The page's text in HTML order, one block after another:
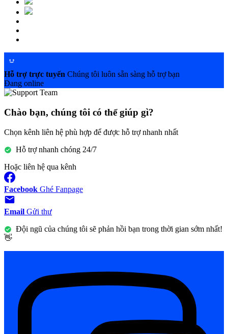
Hỗ trợ trực tuyến Chúng tôi luôn sẵn sàng hỗ trợ bạn
Đang online
Chào bạn, chúng tôi có thể giúp gì?
Chọn kênh liên hệ phù hợp để được hỗ trợ nhanh nhất
Hỗ trợ nhanh chóng 24/7
Hoặc liên hệ qua kênh
Facebook Ghé Fanpage
Email Gửi thư
Đội ngũ của chúng tôi sẽ phản hồi bạn trong thời gian sớm nhất!
👋